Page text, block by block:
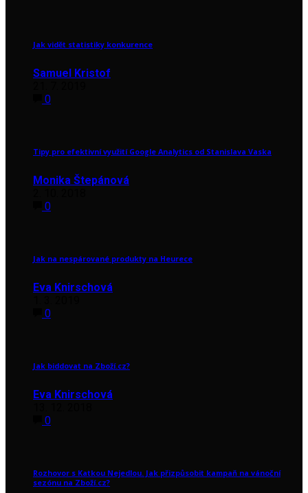
Jak vidět statistiky konkurence
Samuel Kristof
0
Tipy pro efektivní využití Google Analytics od Stanislava Vaska
Monika Štepánová
0
Jak na nespárované produkty na Heurece
Eva Knirschová
0
Jak biddovat na Zboží.cz?
Eva Knirschová
0
Rozhovor s Katkou Nejedlou. Jak přizpůsobit kampaň na vánoční
sezónu na Zboží.cz?